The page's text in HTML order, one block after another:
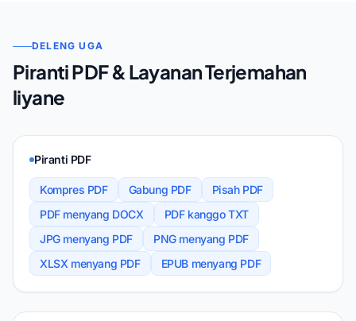
DELENG UGA
Piranti PDF & Layanan Terjemahan
liyane
Piranti PDF
Kompres PDF Gabung PDF
Pisah PDF
PDF menyang DOCX
PDF kanggo TXT
JPG menyang PDF
PNG menyang PDF
XLSX menyang PDF
EPUB menyang PDF